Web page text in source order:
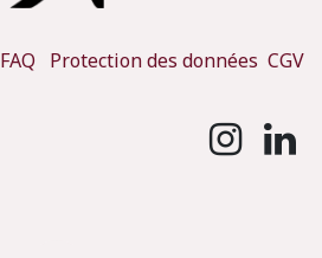
FAQ Protection des données CGV